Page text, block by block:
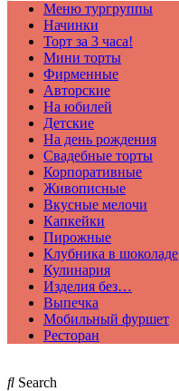
Меню тургруппы
Начинки
Торт за 3 часа!
Мини торты
Фирменные
Авторские
На юбилей
Детские
На день рождения
Свадебные торты
Корпоративные
Живописные
Вкусные мелочи
Капкейки
Пирожные
Клубника в шоколаде
Кулинария
Изделия без…
Выпечка
Мобильный фуршет
Ресторан
Search